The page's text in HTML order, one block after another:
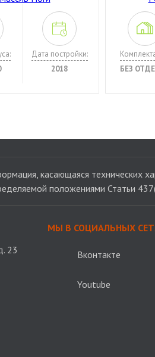
Дата постройки:
2018
БЕЗ
касающаяся технических
положениями Статьи
23
МЫ В СОЦИАЛЬНЫХ
Вконтакте
Youtube